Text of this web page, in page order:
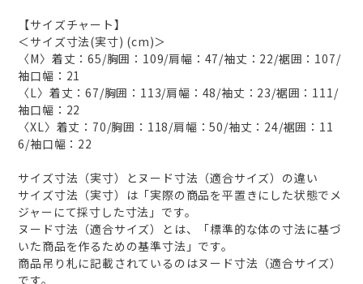
【サイズチャート】
＜サイズ寸法(実寸) (cm)＞
〈M〉着丈：65/胸囲：109/肩幅：47/袖丈：22/裾囲：107/
袖口幅：21
〈L〉着丈：67/胸囲：113/肩幅：48/袖丈：23/裾囲：111/
袖口幅：22
〈XL〉着丈：70/胸囲：118/肩幅：50/袖丈：24/裾囲：11
6/袖口幅：22
サイズ寸法（実寸）とヌード寸法（適合サイズ）の違い
サイズ寸法（実寸）は「実際の商品を平置きにした状態でメ
ジャーにて採寸した寸法」です。
ヌード寸法（適合サイズ）とは、「標準的な体の寸法に基づ
いた商品を作るための基準寸法」です。
商品吊り札に記載されているのはヌード寸法（適合サイズ）
です。